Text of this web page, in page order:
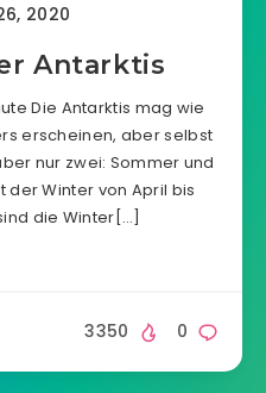
2020
Antarktis
Die Antarktis mag wie
erscheinen, aber selbst
nur zwei: Sommer und
der Winter von April bis
die Winter[…]
0
3350